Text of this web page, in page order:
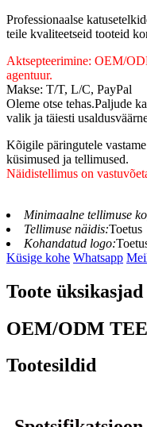
Professionaalse
teile kvaliteetseid tooteid
Aktsepteerimine: OEM/
agentuur.
Makse: T/T, L/C, PayPal
Oleme otse tehas.Paljude
valik ja täiesti
Kõigile päringutele
küsimused ja tellimused.
Näidistellimus on
Minimaalne tellimuse
Tellimuse näidis:Toetus
Kohandatud logo:
Küsige kohe Whatsapp
Toote üksikasjad
OEM/ODM
Tootesildid